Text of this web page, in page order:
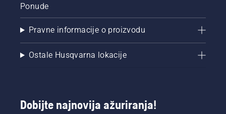
Ponude
Pravne informacije o proizvodu
Ostale Husqvarna lokacije
Dobijte najnovija ažuriranja!